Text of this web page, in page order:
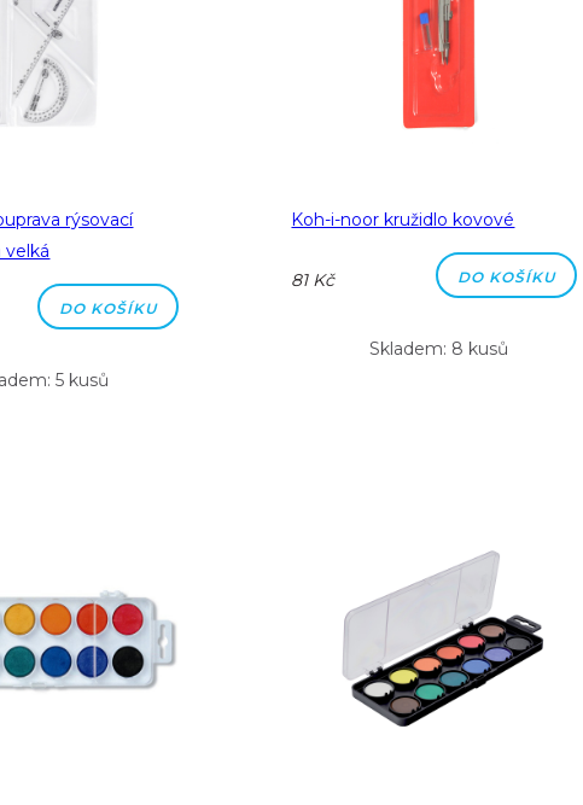
rýsovací
DO KOŠÍKU
5 kusů
Koh-i-noor kružidlo kovové
81 Kč DO KOŠÍKU
Skladem: 8 kusů